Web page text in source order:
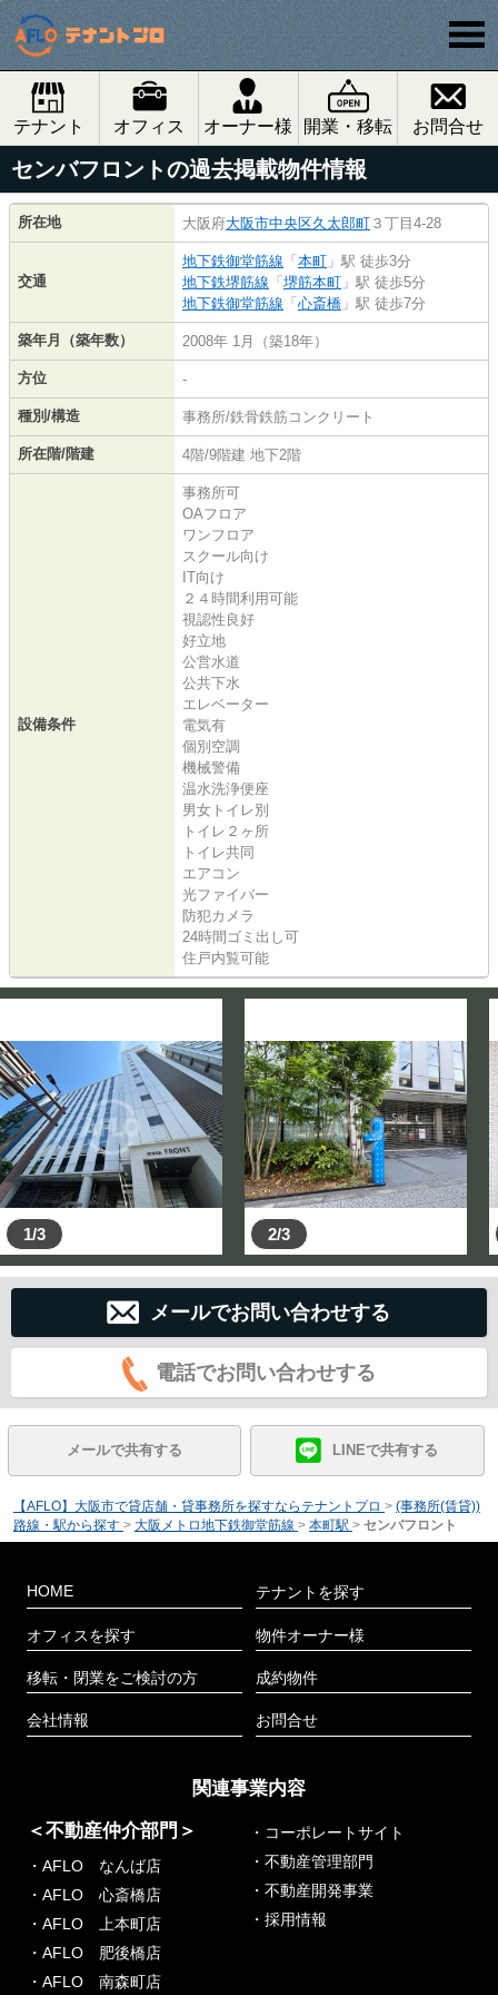
テナント オフィス オーナー様 開業・移転 お問合せ
センバフロントの過去掲載物件情報
所在地 大阪府大阪市中央区久太郎町 ３丁目4-28
交通
地下鉄御堂筋線 「本町 」駅 徒歩3分
地下鉄堺筋線 「堺筋本町 」駅 徒歩5分
地下鉄御堂筋線 「心斎橋 」駅 徒歩7分
築年月（築年数） 2008年 1月（築18年）
方位 -
種別/構造 事務所/鉄骨鉄筋コンクリート
所在階/階建 4階/9階建 地下2階
設備条件
事務所可
OAフロア
ワンフロア
スクール向け
IT向け
２４時間利用可能
視認性良好
好立地
公営水道
公共下水
エレベーター
電気有
個別空調
機械警備
温水洗浄便座
男女トイレ別
トイレ２ヶ所
トイレ共同
エアコン
光ファイバー
防犯カメラ
24時間ゴミ出し可
住戸内覧可能
1/3 2/3
メールでお問い合わせする
電話でお問い合わせする
メールで共有する LINEで共有する
【AFLO】大阪市で貸店舗・貸事務所を探すならテナントプロ > (事務所(賃貸))
路線・駅から探す > 大阪メトロ地下鉄御堂筋線 > 本町駅 > センバフロント
HOME
オフィスを探す
移転・閉業をご検討の方
会社情報
テナントを探す
物件オーナー様
成約物件
お問合せ
関連事業内容
＜不動産仲介部門＞
・AFLO なんば店
・AFLO 心斎橋店
・AFLO 上本町店
・AFLO 肥後橋店
・AFLO 南森町店
・コーポレートサイト
・不動産管理部門
・不動産開発事業
・採用情報